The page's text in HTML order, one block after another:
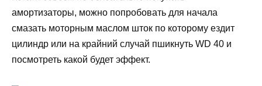
амортизаторы, можно попробовать для начала
смазать моторным маслом шток по которому ездит
цилиндр или на крайний случай пшикнуть WD 40 и
посмотреть какой будет эффект.